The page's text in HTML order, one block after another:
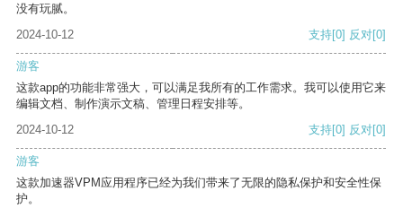
没有玩腻。
2024-10-12
支持[0] 反对[0]
游客
这款app的功能非常强大，可以满足我所有的工作需求。我可以使用它来
编辑文档、制作演示文稿、管理日程安排等。
2024-10-12
支持[0] 反对[0]
游客
这款加速器VPM应用程序已经为我们带来了无限的隐私保护和安全性保
护。